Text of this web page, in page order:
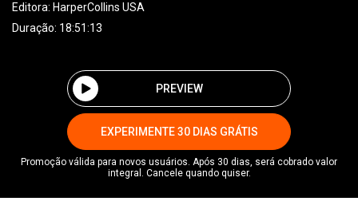
Editora: HarperCollins USA
Duração: 18:51:13
PREVIEW
EXPERIMENTE 30 DIAS GRÁTIS
Promoção válida para novos usuários. Após 30 dias, será cobrado valor
integral. Cancele quando quiser.